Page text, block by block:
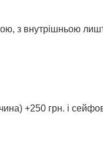
з внутрішньою
+250 грн. і